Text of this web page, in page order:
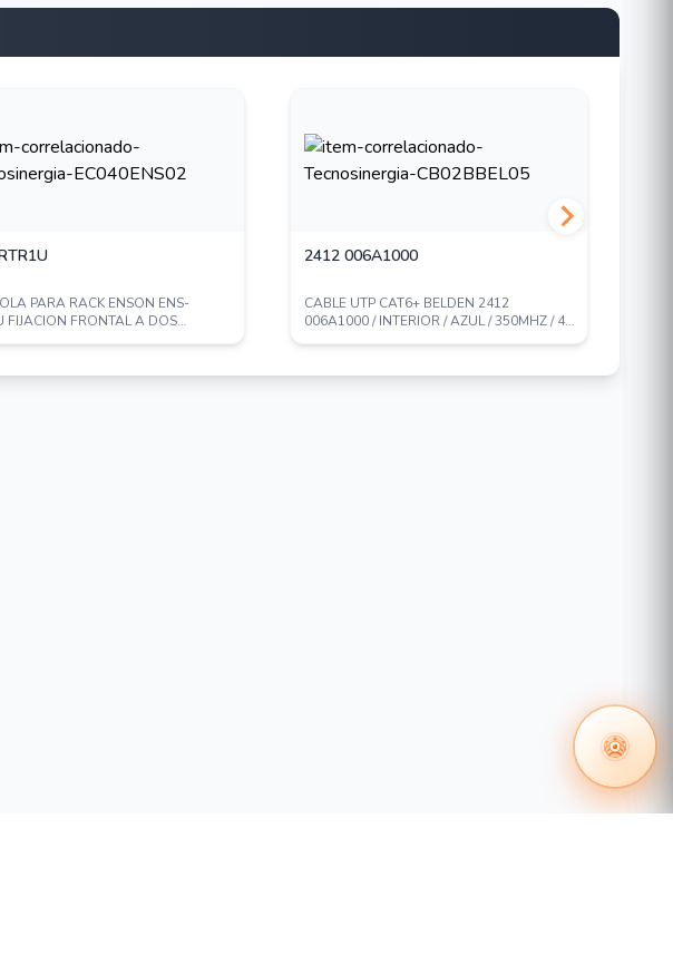
PARA RACK ENSON ENS-
FIJACION FRONTAL A DOS
2412 006A1000
CABLE UTP CAT6+ BELDEN 2412
006A1000 / INTERIOR / AZUL / 350MHZ / 4